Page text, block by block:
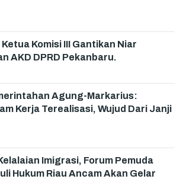
Komisi III Gantikan Niar
AKD DPRD Pekanbaru.
Agung-Markarius:
Kerja Terealisasi, Wujud Dari Janji
Imigrasi, Forum Pemuda
Hukum Riau Ancam Akan Gelar